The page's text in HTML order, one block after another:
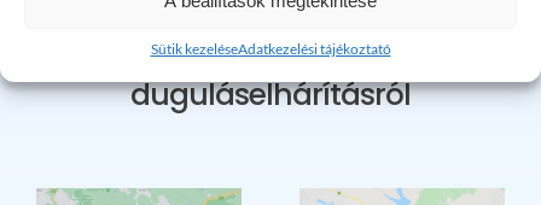
Sütik kezeléseAdatkezelési tájékoztató
További érdekes cikkek a
duguláselhárításról